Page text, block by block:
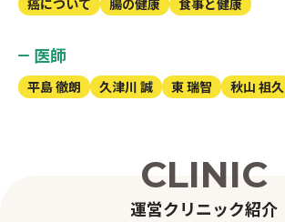
癌について
腸の健康 食事と健康
医師
平島 徹朗 久津川 誠 東 瑞智 秋山 祖久
CLINIC
運営クリニック紹介